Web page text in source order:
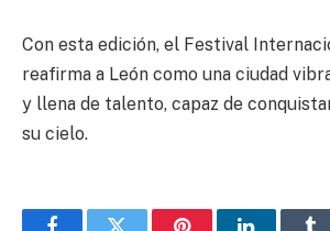
Con esta edición, el Festival
reafirma a León como una ciudad
y llena de talento, capaz de
su cielo.